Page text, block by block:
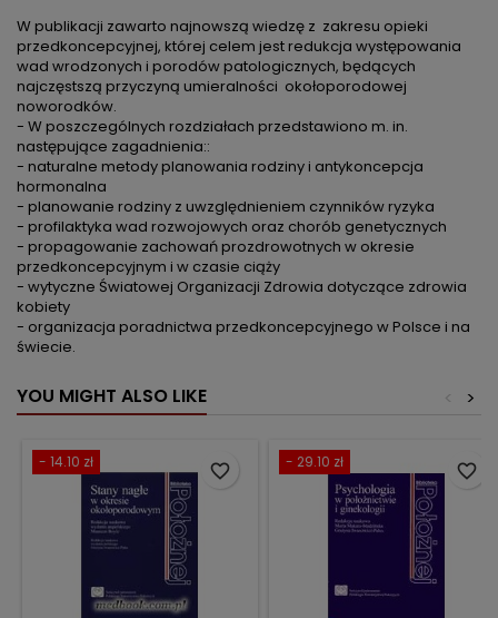
W publikacji zawarto najnowszą wiedzę z zakresu opieki
przedkoncepcyjnej, której celem jest redukcja występowania
wad wrodzonych i porodów patologicznych, będących
najczęstszą przyczyną umieralności okołoporodowej
noworodków.
- W poszczególnych rozdziałach przedstawiono m. in.
następujące zagadnienia::
- naturalne metody planowania rodziny i antykoncepcja
hormonalna
- planowanie rodziny z uwzględnieniem czynników ryzyka
- profilaktyka wad rozwojowych oraz chorób genetycznych
- propagowanie zachowań prozdrowotnych w okresie
przedkoncepcyjnym i w czasie ciąży
- wytyczne Światowej Organizacji Zdrowia dotyczące zdrowia
kobiety
- organizacja poradnictwa przedkoncepcyjnego w Polsce i na
świecie.
YOU MIGHT ALSO LIKE >
<
- 14.10 zł favorite_border - 29.10 zł favorite_border